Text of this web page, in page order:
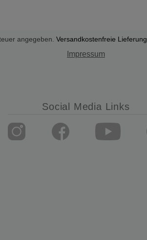
angegeben. Versandkostenfreie Lieferung
Impressum
Social Media Links